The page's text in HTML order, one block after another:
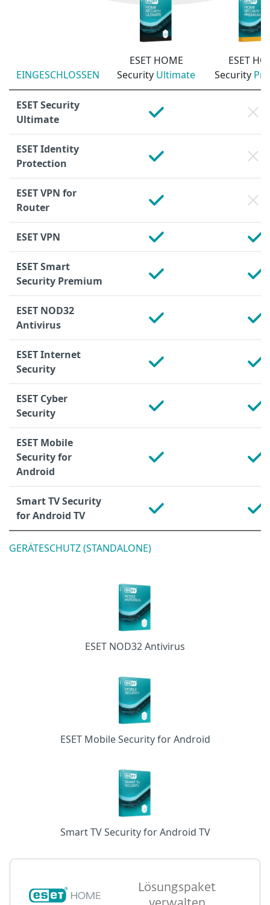
EINGESCHLOSSEN
ESET HOME
Security Ultimate
ESET
Security
ESET Security
Ultimate
ESET Identity
Protection
ESET VPN for
Router
ESET VPN
ESET Smart
Security Premium
ESET NOD32
Antivirus
ESET Internet
Security
ESET Cyber
Security
ESET Mobile
Security for
Android
Smart TV Security
for Android TV
GERÄTESCHUTZ (STANDALONE)
ESET NOD32 Antivirus
ESET Mobile Security for Android
Smart TV Security for Android TV
Lösungspaket